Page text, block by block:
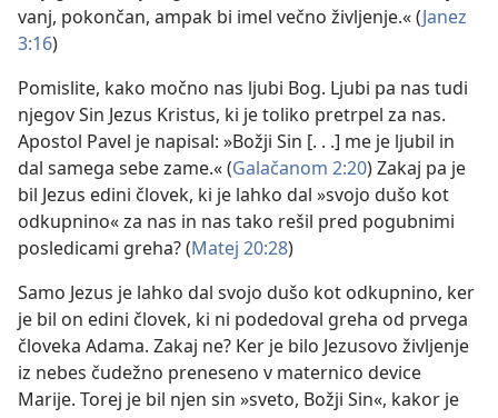
vanj, pokončan, ampak bi imel večno življenje.« (Janez
3:16)
Pomislite, kako močno nas ljubi Bog. Ljubi pa nas tudi
njegov Sin Jezus Kristus, ki je toliko pretrpel za nas.
Apostol Pavel je napisal: »Božji Sin [. . .] me je ljubil in
dal samega sebe zame.« (Galačanom 2:20) Zakaj pa je
bil Jezus edini človek, ki je lahko dal »svojo dušo kot
odkupnino« za nas in nas tako rešil pred pogubnimi
posledicami greha? (Matej 20:28)
Samo Jezus je lahko dal svojo dušo kot odkupnino, ker
je bil on edini človek, ki ni podedoval greha od prvega
človeka Adama. Zakaj ne? Ker je bilo Jezusovo življenje
iz nebes čudežno preneseno v maternico device
Marije. Torej je bil njen sin »sveto, Božji Sin«, kakor je